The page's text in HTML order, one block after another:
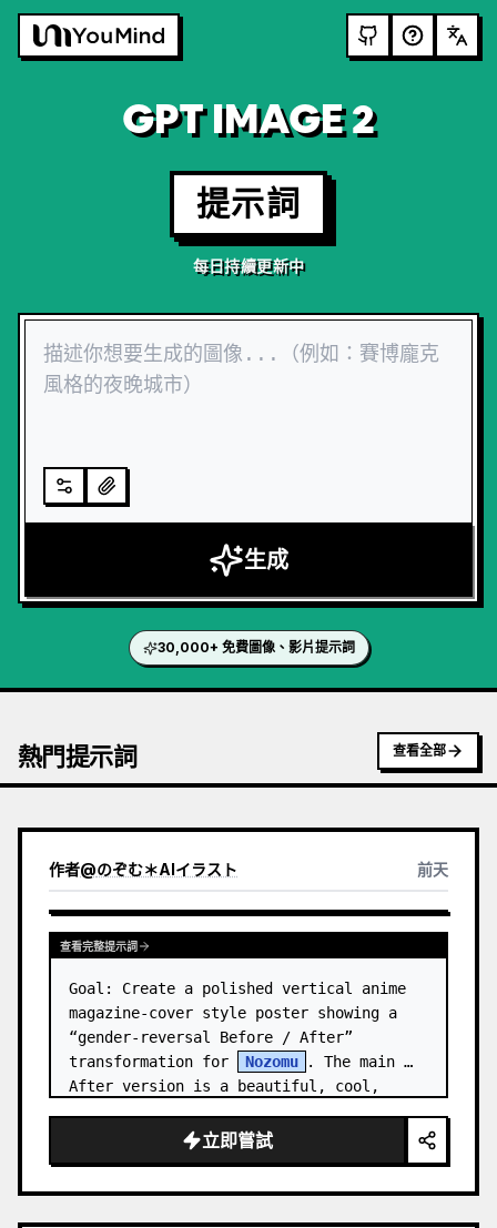
GPT IMAGE 2
提示詞
每日持續更新中
生成
30,000+ 免費圖像、影片提示詞
熱門提示詞 查看全部
作者@のぞむ＊AIイラスト 前天
查看完整提示詞
Goal: Create a polished vertical anime
magazine-cover style poster showing a
“gender-reversal Before / After”
transformation for
Nozomu
. The main
After version is a beautiful, cool,
立即嘗試